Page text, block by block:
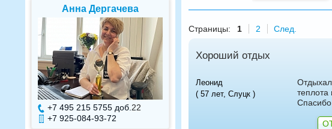
Елена Валуева
+7 495 215 5755 доб. 7
+7 925-084-93-71
Светлана Гарбузова
2
Страницы: 1 2 След.
Хороший отдых
Леонид
( 57 лет, Слуцк )
теплота
Спасибо